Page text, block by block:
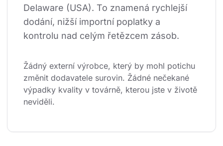
Delaware (USA). To znamená rychlejší
dodání, nižší importní poplatky a
kontrolu nad celým řetězcem zásob.
Žádný externí výrobce, který by mohl potichu
změnit dodavatele surovin. Žádné nečekané
výpadky kvality v továrně, kterou jste v životě
neviděli.